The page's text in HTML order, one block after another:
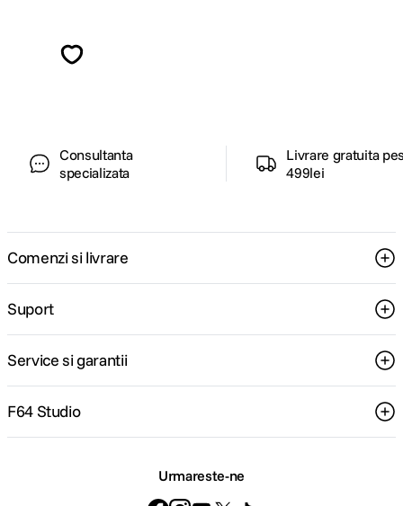
Consultanta
specializata
Livrare gratuita
499lei
Comenzi si livrare
Suport
Service si garantii
F64 Studio
Urmareste-ne